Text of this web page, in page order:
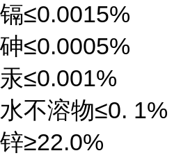
镉≤0.0015%
砷≤0.0005%
汞≤0.001%
水不溶物≤0. 1%
锌≥22.0%